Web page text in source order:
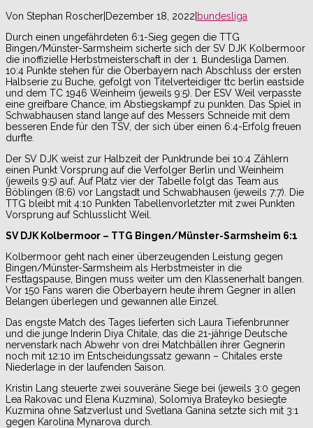
Von Stephan Roscher Dezember 18, 2022 bundesliga
Durch einen ungefährdeten 6:1-Sieg gegen die TTG
Bingen/Münster-Sarmsheim sicherte sich der SV DJK Kolbermoor
die inoffizielle Herbstmeisterschaft in der 1. Bundesliga Damen.
10:4 Punkte stehen für die Oberbayern nach Abschluss der ersten
Halbserie zu Buche, gefolgt von Titelverteidiger ttc berlin eastside
und dem TC 1946 Weinheim (jeweils 9:5). Der ESV Weil verpasste
eine greifbare Chance, im Abstiegskampf zu punkten. Das Spiel in
Schwabhausen stand lange auf des Messers Schneide mit dem
besseren Ende für den TSV, der sich über einen 6:4-Erfolg freuen
durfte.
Der SV DJK weist zur Halbzeit der Punktrunde bei 10:4 Zählern
einen Punkt Vorsprung auf die Verfolger Berlin und Weinheim
(jeweils 9:5) auf. Auf Platz vier der Tabelle folgt das Team aus
Böblingen (8:6) vor Langstadt und Schwabhausen (jeweils 7:7). Die
TTG bleibt mit 4:10 Punkten Tabellenvorletzter mit zwei Punkten
Vorsprung auf Schlusslicht Weil.
SV DJK Kolbermoor – TTG Bingen/Münster-Sarmsheim 6:1
Kolbermoor geht nach einer überzeugenden Leistung gegen
Bingen/Münster-Sarmsheim als Herbstmeister in die
Festtagspause, Bingen muss weiter um den Klassenerhalt bangen.
Vor 150 Fans waren die Oberbayern heute ihrem Gegner in allen
Belangen überlegen und gewannen alle Einzel.
Das engste Match des Tages lieferten sich Laura Tiefenbrunner
und die junge Inderin Diya Chitale, das die 21-jährige Deutsche
nervenstark nach Abwehr von drei Matchbällen ihrer Gegnerin
noch mit 12:10 im Entscheidungssatz gewann – Chitales erste
Niederlage in der laufenden Saison.
Kristin Lang steuerte zwei souveräne Siege bei (jeweils 3:0 gegen
Lea Rakovac und Elena Kuzmina), Solomiya Brateyko besiegte
Kuzmina ohne Satzverlust und Svetlana Ganina setzte sich mit 3:1
gegen Karolina Mynarova durch.